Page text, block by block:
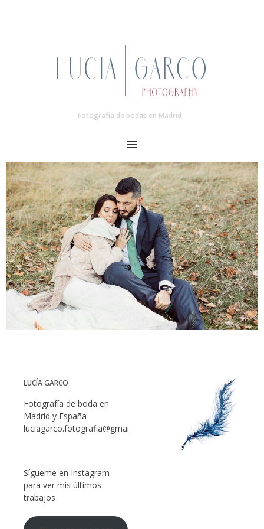
Fotografía de bodas en Madrid
MENU
LUCÍA GARCO
Fotografía de boda en
Madrid y España
luciagarco.fotografia@gmail.com
Sígueme en Instagram
para ver mis últimos
trabajos